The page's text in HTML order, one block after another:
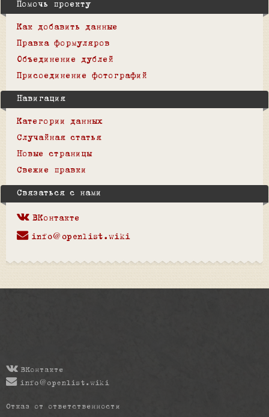
Помочь проекту
Как добавить данные
Правка формуляров
Объединение дублей
Присоединение фотографий
Навигация
Категории данных
Случайная статья
Новые страницы
Свежие правки
Связаться с нами
ВКонтакте
info@openlist.wiki
ВКонтакте
info@openlist.wiki
Отказ от ответственности